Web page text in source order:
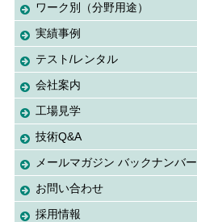
ワーク別（分野用途）
実績事例
テスト/レンタル
会社案内
工場見学
技術Q&A
メールマガジン バックナンバー
お問い合わせ
採用情報